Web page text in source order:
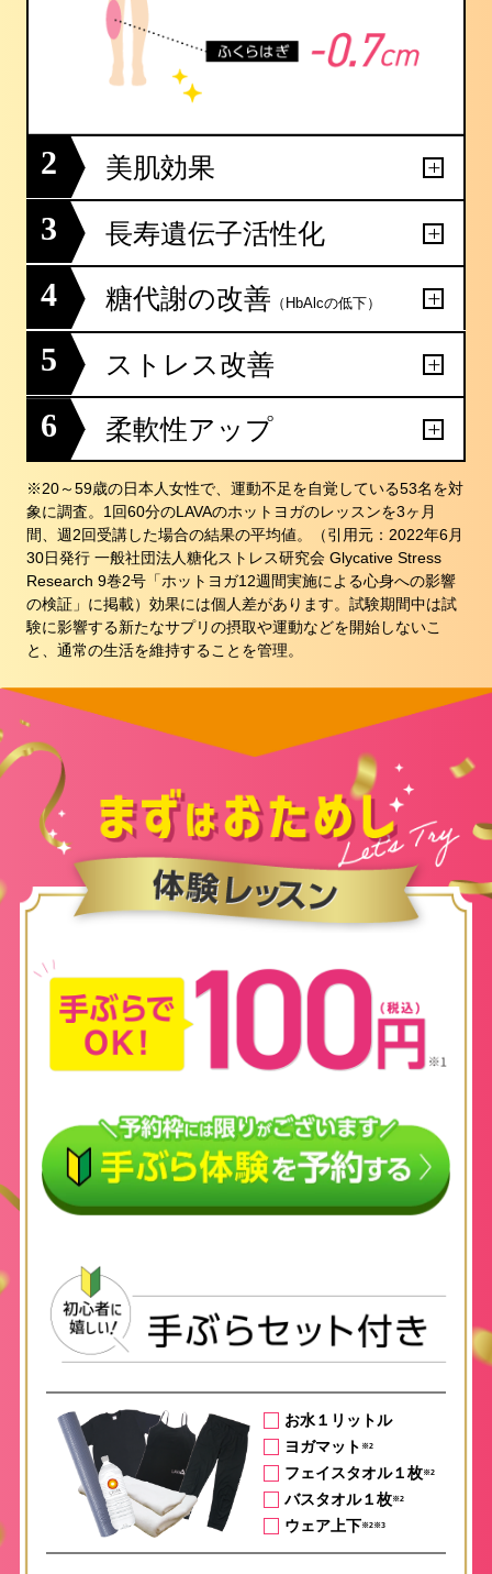
2 美肌効果
3 長寿遺伝子活性化
4 糖代謝の改善 （HbAlcの低下）
5 ストレス改善
6 柔軟性アップ
※20～59歳の日本人女性で、運動不足を自覚している53名を対
象に調査。1回60分のLAVAのホットヨガのレッスンを3ヶ月
間、週2回受講した場合の結果の平均値。（引用元：2022年6月
30日発行 一般社団法人糖化ストレス研究会 Glycative Stress
Research 9巻2号「ホットヨガ12週間実施による心身への影響
の検証」に掲載）効果には個人差があります。試験期間中は試
験に影響する新たなサプリの摂取や運動などを開始しないこ
と、通常の生活を維持することを管理。
お水１リットル
ヨガマット ※2
フェイスタオル１枚※2
バスタオル１枚※2
ウェア上下※2※3